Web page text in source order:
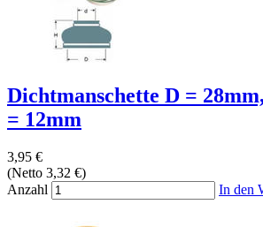
Dichtmanschette D =
= 12mm
3,95 €
(Netto 3,32 €)
Anzahl
In den